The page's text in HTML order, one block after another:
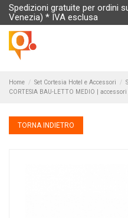
Spedizioni gratuite per ordini
Venezia) * IVA esclusa
Home Set Cortesia Hotel e Accessori
CORTESIA BAU-LETTO MEDIO |
TORNA INDIETRO